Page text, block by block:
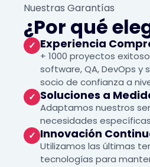
¿Por qué
Nuestras Garantías
✓ Experiencia
+ 1000 proyectos
software, QA, DevOps y
socio de confianza a
✓ Soluciones a
Adaptamos nuestros
necesidades
✓ Innovación
Utilizamos las últimas
tecnologías para